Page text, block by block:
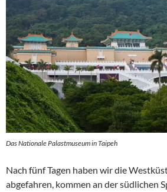
Das Nationale Palastmuseum in Taipeh
Nach fünf Tagen haben wir die
abgefahren, kommen an der südlichen